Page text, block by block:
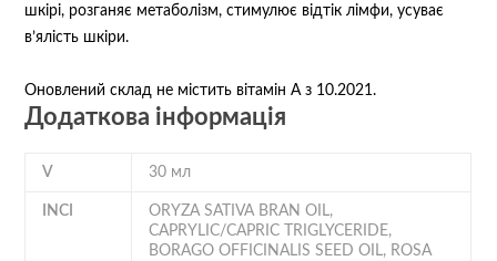
шкірі, розганяє метаболізм, стимулює відтік лімфи, усуває
в’ялість шкіри.
Оновлений склад не містить вітамін А з 10.2021.
Додаткова інформація
V 30 мл
INCI
ORYZA SATIVA BRAN OIL,
CAPRYLIC/CAPRIC TRIGLYCERIDE,
BORAGO OFFICINALIS SEED OIL, ROSA